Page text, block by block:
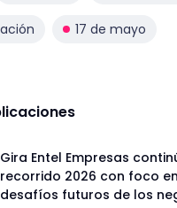
17 de mayo
Gira Entel Empresas
recorrido 2026 con foco
desafíos futuros de los